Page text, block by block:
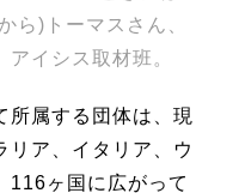
ら)トーマスさん、
イシス取材班。
所属する団体は、現
リア、イタリア、ウ
116ヶ国に広がって